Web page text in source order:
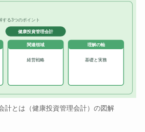
する3つのポイント
健康投資管理会計
関連領域
経営戦略
理解の軸
基礎と実務
計とは（健康投資管理会計）の図解